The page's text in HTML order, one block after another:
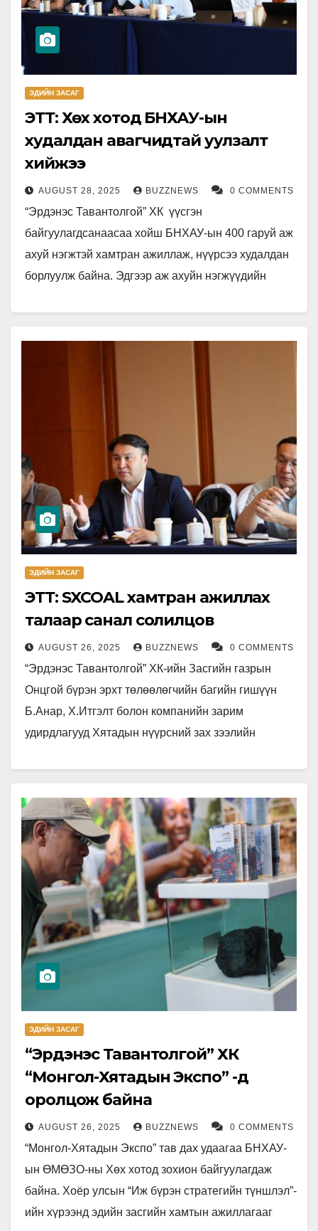
ЭДИЙН ЗАСАГ
ЭТТ: Хөх хотод БНХАУ-ын
худалдан авагчидтай уулзалт
хийжээ
AUGUST 28, 2025 BUZZNEWS 0 COMMENTS
“Эрдэнэс Тавантолгой” ХК үүсгэн
байгуулагдсанаасаа хойш БНХАУ-ын 400 гаруй аж
ахуй нэгжтэй хамтран ажиллаж, нүүрсээ худалдан
борлуулж байна. Эдгээр аж ахуйн нэгжүүдийн
ЭДИЙН ЗАСАГ
ЭТТ: SXCOAL хамтран ажиллах
талаар санал солилцов
AUGUST 26, 2025 BUZZNEWS 0 COMMENTS
“Эрдэнэс Тавантолгой” ХК-ийн Засгийн газрын
Онцгой бүрэн эрхт төлөөлөгчийн багийн гишүүн
Б.Анар, Х.Итгэлт болон компанийн зарим
удирдлагууд Хятадын нүүрсний зах зээлийн
ЭДИЙН ЗАСАГ
“Эрдэнэс Тавантолгой” ХК
“Монгол-Хятадын Экспо” -д
оролцож байна
AUGUST 26, 2025 BUZZNEWS 0 COMMENTS
“Монгол-Хятадын Экспо” тав дах удаагаа БНХАУ-
ын ӨМӨЗО-ны Хөх хотод зохион байгуулагдаж
байна. Хоёр улсын “Иж бүрэн стратегийн түншлэл”-
ийн хүрээнд эдийн засгийн хамтын ажиллагааг